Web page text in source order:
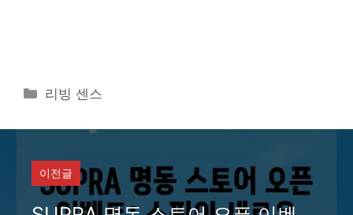
카
고
리빙 센스
이전글